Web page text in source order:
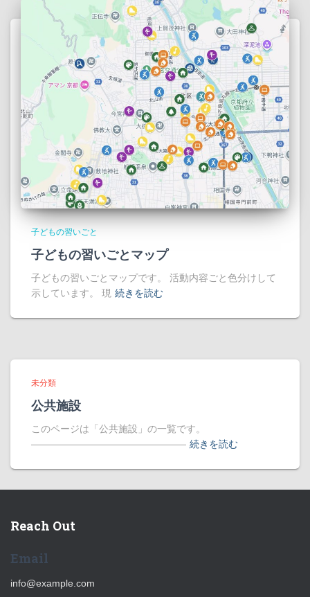
子どもの習いごと
子どもの習いごとマップ
子どもの習いごとマップです。 活動内容ごと色分けして
示しています。 現 続きを読む
未分類
公共施設
このページは「公共施設」の一覧です。
―――――――――――――――― 続きを読む
Reach Out
Email
info@example.com